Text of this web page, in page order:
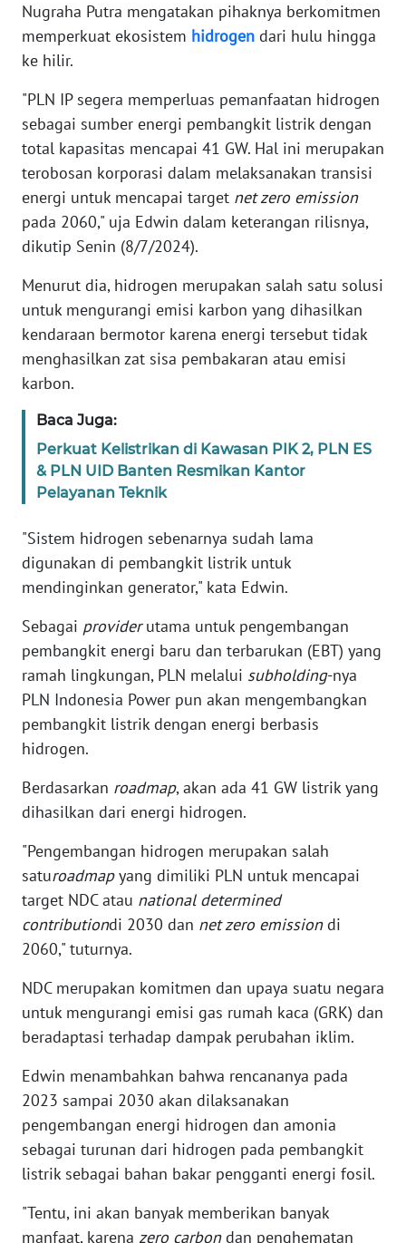
Nugraha Putra mengatakan pihaknya berkomitmen
memperkuat ekosistem hidrogen dari hulu hingga
ke hilir.
"PLN IP segera memperluas pemanfaatan hidrogen
sebagai sumber energi pembangkit listrik dengan
total kapasitas mencapai 41 GW. Hal ini merupakan
terobosan korporasi dalam melaksanakan transisi
energi untuk mencapai target net zero emission
pada 2060," uja Edwin dalam keterangan rilisnya,
dikutip Senin (8/7/2024).
Menurut dia, hidrogen merupakan salah satu solusi
untuk mengurangi emisi karbon yang dihasilkan
kendaraan bermotor karena energi tersebut tidak
menghasilkan zat sisa pembakaran atau emisi
karbon.
Baca Juga:
Perkuat Kelistrikan di Kawasan PIK 2, PLN ES
& PLN UID Banten Resmikan Kantor
Pelayanan Teknik
"Sistem hidrogen sebenarnya sudah lama
digunakan di pembangkit listrik untuk
mendinginkan generator," kata Edwin.
Sebagai providerutama untuk pengembangan
pembangkit energi baru dan terbarukan (EBT) yang
ramah lingkungan, PLN melalui subholding-nya
PLN Indonesia Power pun akan mengembangkan
pembangkit listrik dengan energi berbasis
hidrogen.
Berdasarkan roadmap, akan ada 41 GW listrik yang
dihasilkan dari energi hidrogen.
"Pengembangan hidrogen merupakan salah
saturoadmapyang dimiliki PLN untuk mencapai
target NDC atau national determined
contributiondi 2030 dan net zero emissiondi
2060," tuturnya.
NDC merupakan komitmen dan upaya suatu negara
untuk mengurangi emisi gas rumah kaca (GRK) dan
beradaptasi terhadap dampak perubahan iklim.
Edwin menambahkan bahwa rencananya pada
2023 sampai 2030 akan dilaksanakan
pengembangan energi hidrogen dan amonia
sebagai turunan dari hidrogen pada pembangkit
listrik sebagai bahan bakar pengganti energi fosil.
"Tentu, ini akan banyak memberikan banyak
manfaat, karena zero carbondan penghematan
WN
RIAU
SERAMBI
WN
JAMBI
WN
SULTRA
WN
SULTENG
WN
WN
BABEL
WN
SUMBAR
SUMSEL
WN
BENGKULU
WN
WN
WN
NUSANTARA
WN
WN
JATIM
WN
BALI
WN
KALBAR
WN
KALTENG